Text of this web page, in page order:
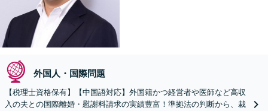
外国人・国際問題
【税理士資格保有】【中国語対応】外国籍かつ経営者や医師など高収
入の夫との国際離婚・慰謝料請求の実績豊富！準拠法の判断から、裁